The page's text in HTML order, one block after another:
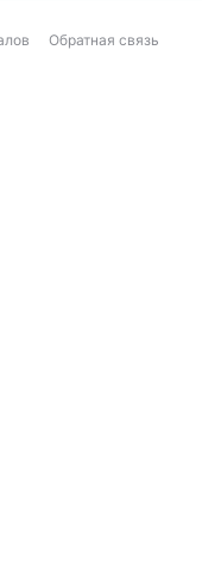
Обратная связь